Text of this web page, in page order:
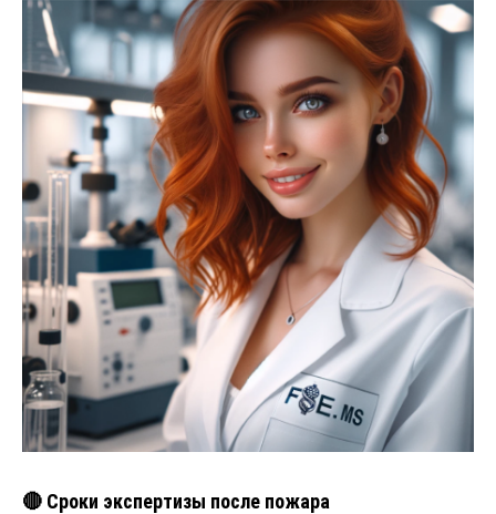
🔴 Сроки экспертизы после пожара